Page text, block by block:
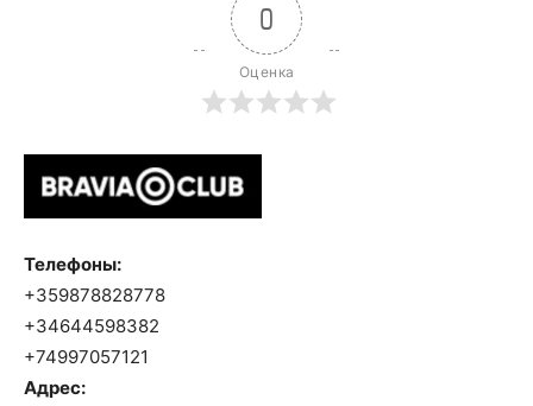
0
Оценка
Телефоны:
+359878828778
+34644598382
+74997057121
Адрес: